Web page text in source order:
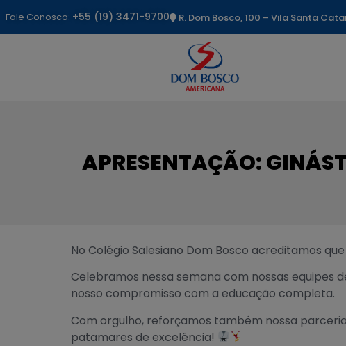
Fale Conosco: +55 (19) 3471-9700 R. Dom Bosco, 100 – Vila Santa
APRESENTAÇÃO:
No Colégio Salesiano Dom Bosco acreditamos
Celebramos nessa semana com nossas equipes
nosso compromisso com a educação completa.
Com orgulho, reforçamos também nossa
patamares de excelência!